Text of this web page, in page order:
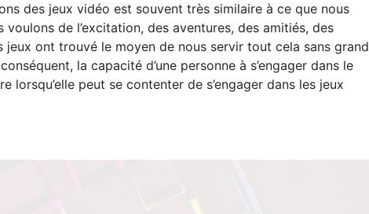
des jeux vidéo est souvent très similaire à ce que nous
de l’excitation, des aventures, des amitiés, des
ont trouvé le moyen de nous servir tout cela sans grand
la capacité d’une personne à s’engager dans le
lorsqu’elle peut se contenter de s’engager dans les jeux